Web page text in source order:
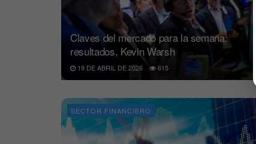
Claves del mercado para la semana:
resultados, Kevin Warsh
19 DE ABRIL DE 2026 615
SECTOR FINANCIERO